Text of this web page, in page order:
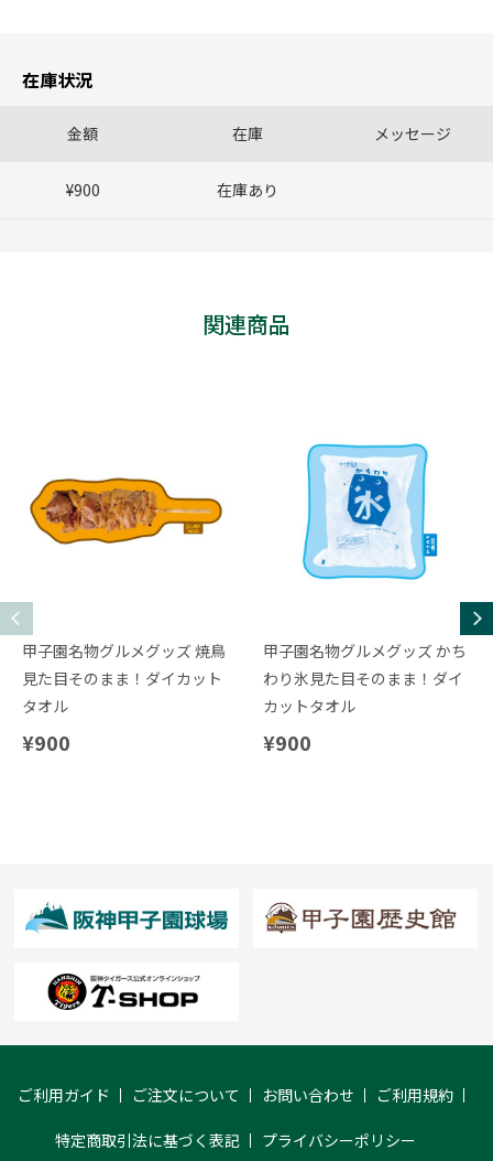
在庫状況
金額 在庫 メッセージ
¥900 在庫あり
関連商品
甲子園名物グルメグッズ 焼鳥
見た目そのまま！ダイカット
タオル
¥900
甲子園名物グルメグッズ かち
わり氷見た目そのまま！ダイ
カットタオル
¥900
ご利用ガイド ご注文について お問い合わせ ご利用規約
特定商取引法に基づく表記 プライバシーポリシー